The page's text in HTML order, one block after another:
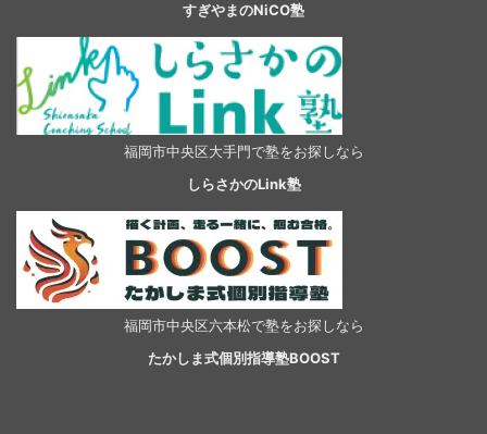
すぎやまのNiCO塾
福岡市中央区大手門で塾をお探しなら
しらさかのLink塾
福岡市中央区六本松で塾をお探しなら
たかしま式個別指導塾BOOST